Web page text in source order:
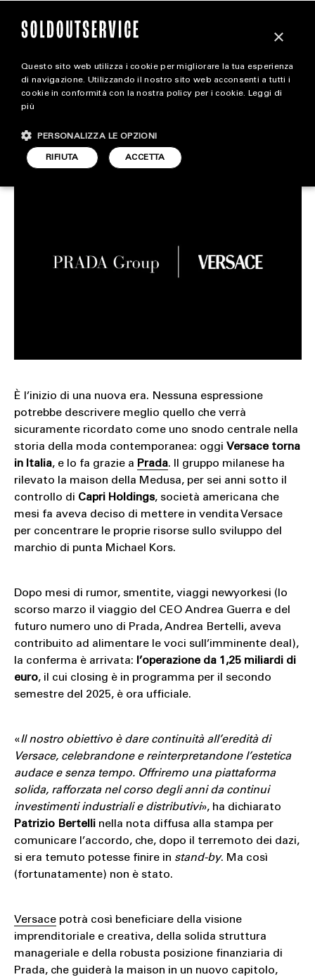
magazine
STYLE
FOOTWEAR
Prada compra Versace
STYLE
10 APRILE 2025
È l’inizio di una nuova era. Nessuna espressione
potrebbe descrivere meglio quello che verrà
sicuramente ricordato come uno snodo centrale nella
storia della moda contemporanea: oggi Versace torna
in Italia, e lo fa grazie a Prada. Il gruppo milanese ha
rilevato la maison della Medusa, per sei anni sotto il
controllo di Capri Holdings, società americana che
mesi fa aveva deciso di mettere in vendita Versace
per concentrare le proprie risorse sullo sviluppo del
marchio di punta Michael Kors.
Dopo mesi di rumor, smentite, viaggi newyorkesi (lo
scorso marzo il viaggio del CEO Andrea Guerra e del
futuro numero uno di Prada, Andrea Bertelli, aveva
contribuito ad alimentare le voci sull’imminente deal),
la conferma è arrivata: l’operazione da 1,25 miliardi di
euro, il cui closing è in programma per il secondo
semestre del 2025, è ora ufficiale.
«Il nostro obiettivo è dare continuità all’eredità di
Versace, celebrandone e reinterpretandone l’estetica
audace e senza tempo. Offriremo una piattaforma
solida, rafforzata nel corso degli anni da continui
investimenti industriali e distributivi», ha dichiarato
Patrizio Bertellinella nota diffusa alla stampa per
comunicare l’accordo, che, dopo il terremoto dei dazi,
si era temuto potesse finire in stand-by. Ma così
(fortunatamente) non è stato.
Versacepotrà così beneficiare della visione
imprenditoriale e creativa, della solida struttura
manageriale e della robusta posizione finanziaria di
Prada, che guiderà la maison in un nuovo capitolo,
×
Questo sito web utilizza i cookie per migliorare la tua esperienza
di navigazione. Utilizzando il nostro sito web acconsenti a tutti i
cookie in conformità con la nostra policy per i cookie. Leggi di
più
ACCETTA
RIFIUTA
PERSONALIZZA LE OPZIONI